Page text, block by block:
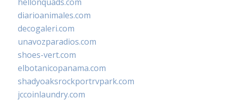
diarioanimales.com
decogaleri.com
unavozparadios.com
shoes-vert.com
elbotanicopanama.com
shadyoaksrockportrvpark.com
jccoinlaundry.com